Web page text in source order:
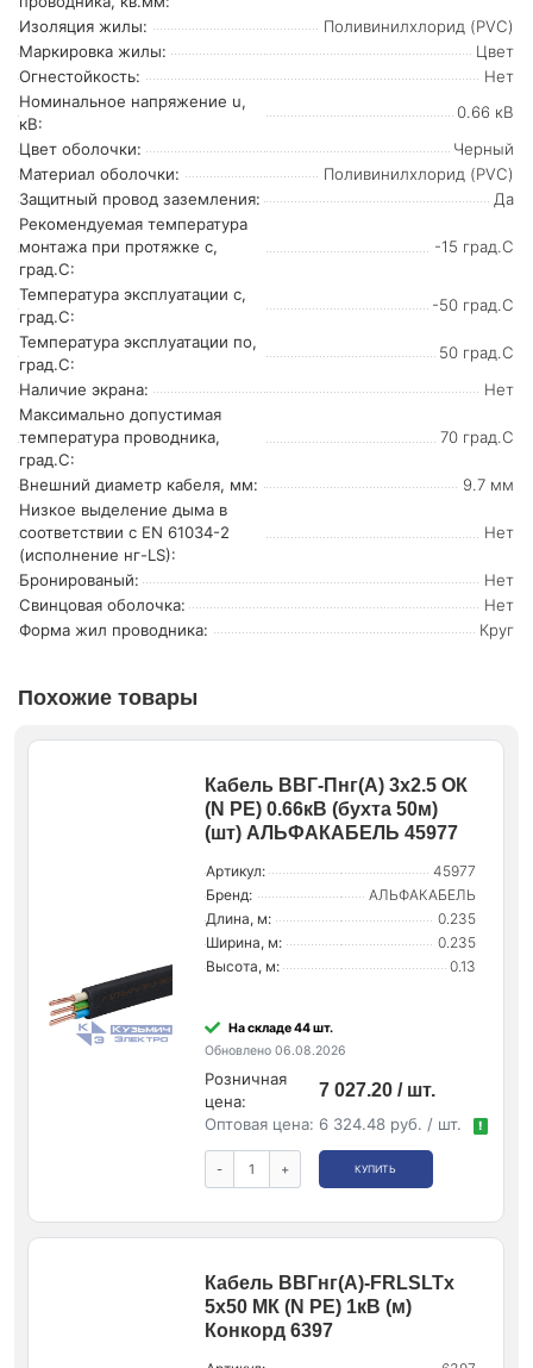
Изоляция жилы:
Поливинилхлорид (PVC)
Маркировка жилы:
Цвет
Огнестойкость:
Нет
Номинальное напряжение u,
кВ:
0.66 кВ
Цвет оболочки:
Черный
Материал оболочки:
Поливинилхлорид (PVC)
Защитный провод заземления:
Да
Рекомендуемая температура
монтажа при протяжке с,
град.C:
-15 град.C
Температура эксплуатации с,
град.C:
-50 град.C
Температура эксплуатации по,
град.C:
50 град.C
Наличие экрана:
Нет
Максимально допустимая
температура проводника,
град.C:
70 град.C
Внешний диаметр кабеля, мм:
9.7 мм
Низкое выделение дыма в
соответствии с EN 61034-2
(исполнение нг-LS):
Нет
Бронированый:
Нет
Свинцовая оболочка:
Нет
Форма жил проводника:
Круг
Похожие товары
Кабель ВВГ-Пнг(А) 3х2.5 ОК
(N PE) 0.66кВ (бухта 50м)
(шт) АЛЬФАКАБЕЛЬ 45977
Артикул:
45977
Бренд:
АЛЬФАКАБЕЛЬ
Длина, м:
0.235
Ширина, м:
0.235
Высота, м:
0.13
На складе 44 шт.
Обновлено 06.08.2026
Розничная
цена:
7 027.20 / шт.
Оптовая цена: 6 324.48 руб. / шт. !
- + КУПИТЬ
Кабель ВВГнг(А)-FRLSLTx
5х50 МК (N PE) 1кВ (м)
Конкорд 6397